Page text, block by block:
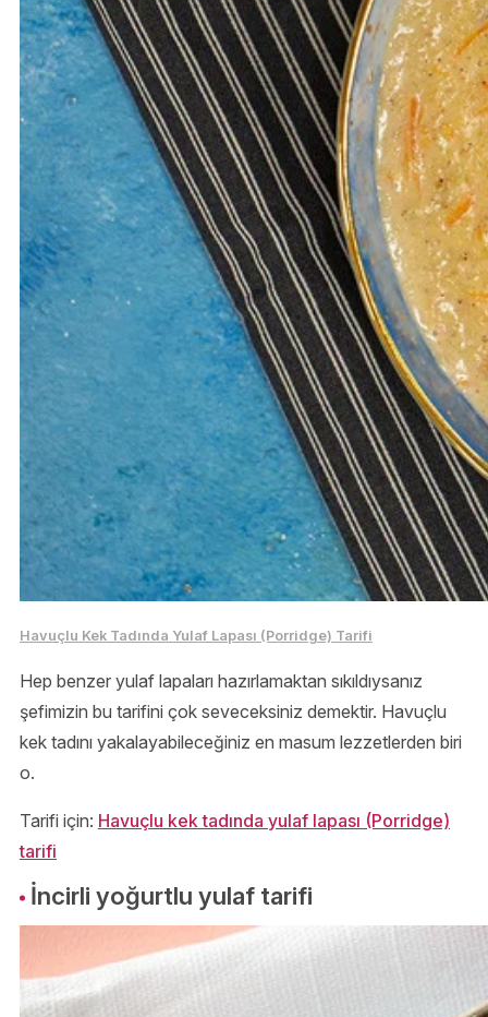
Havuçlu Kek Tadında Yulaf Lapası (Porridge) Tarifi
Hep benzer yulaf lapaları hazırlamaktan sıkıldıysanız
şefimizin bu tarifini çok seveceksiniz demektir. Havuçlu
kek tadını yakalayabileceğiniz en masum lezzetlerden biri
o.
Tarifi için: Havuçlu kek tadında yulaf lapası (Porridge)
tarifi
İncirli yoğurtlu yulaf tarifi